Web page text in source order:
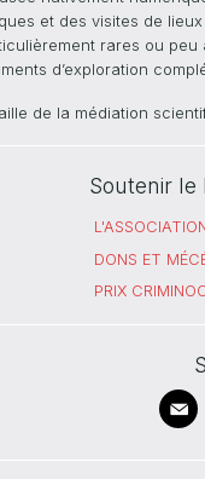
et des visites de
rares ou
d’exploration
de la médiation
Soutenir le
DONS ET
PRIX